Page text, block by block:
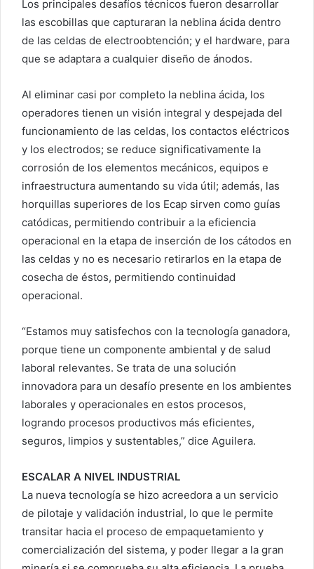
Los principales desafíos técnicos fueron desarrollar
las escobillas que capturaran la neblina ácida dentro
de las celdas de electroobtención; y el hardware, para
que se adaptara a cualquier diseño de ánodos.
Al eliminar casi por completo la neblina ácida, los
operadores tienen un visión integral y despejada del
funcionamiento de las celdas, los contactos eléctricos
y los electrodos; se reduce significativamente la
corrosión de los elementos mecánicos, equipos e
infraestructura aumentando su vida útil; además, las
horquillas superiores de los Ecap sirven como guías
catódicas, permitiendo contribuir a la eficiencia
operacional en la etapa de inserción de los cátodos en
las celdas y no es necesario retirarlos en la etapa de
cosecha de éstos, permitiendo continuidad
operacional.
“Estamos muy satisfechos con la tecnología ganadora,
porque tiene un componente ambiental y de salud
laboral relevantes. Se trata de una solución
innovadora para un desafío presente en los ambientes
laborales y operacionales en estos procesos,
logrando procesos productivos más eficientes,
seguros, limpios y sustentables,” dice Aguilera.
ESCALAR A NIVEL INDUSTRIAL
La nueva tecnología se hizo acreedora a un servicio
de pilotaje y validación industrial, lo que le permite
transitar hacia el proceso de empaquetamiento y
comercialización del sistema, y poder llegar a la gran